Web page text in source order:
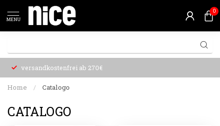
MENU
0
versandkostenfrei ab 270€
Home / Catalogo
CATALOGO